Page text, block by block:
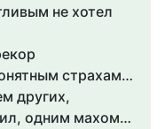
не хотел
страхам…
других,
одним махом…